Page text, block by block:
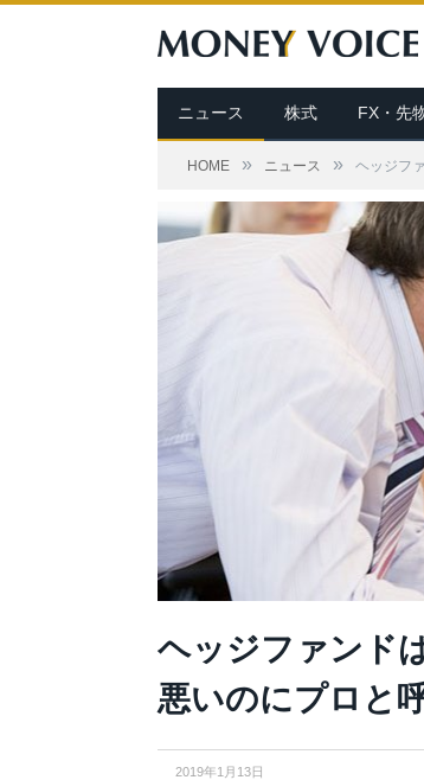
ニュース 株式 FX・先
HOME » ニュース » ヘッジフ
ヘッジファンド
悪いのにプロと
2019年1月13日